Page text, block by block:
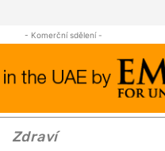
- Komerční sdělení -
Zdraví